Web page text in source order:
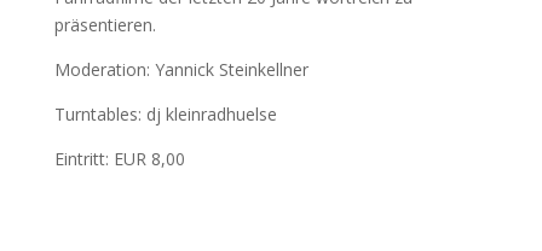
präsentieren.
Moderation: Yannick Steinkellner
Turntables: dj kleinradhuelse
Eintritt: EUR 8,00